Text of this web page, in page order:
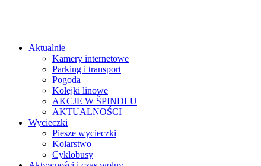
Aktualnie
Kamery internetowe
Parking i transport
Pogoda
Kolejki linowe
AKCJE W ŠPINDLU
AKTUALNOŚCI
Wycieczki
Piesze wycieczki
Kolarstwo
Cyklobusy